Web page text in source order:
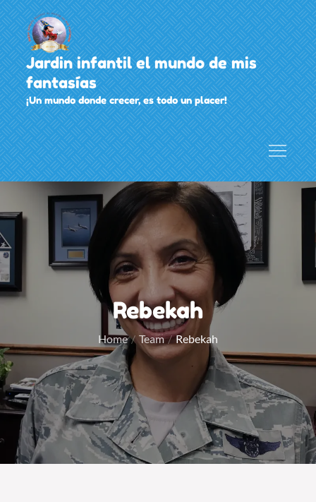
Skip
to
content
Jardin infantil el mundo de mis
fantasías
¡Un mundo donde crecer, es todo un placer!
Rebekah
Home Team Rebekah